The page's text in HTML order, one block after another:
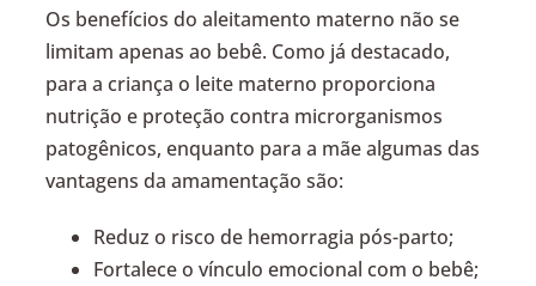
Os benefícios do aleitamento materno não se
limitam apenas ao bebê. Como já destacado,
para a criança o leite materno proporciona
nutrição e proteção contra microrganismos
patogênicos, enquanto para a mãe algumas das
vantagens da amamentação são:
Reduz o risco de hemorragia pós-parto;
Fortalece o vínculo emocional com o bebê;